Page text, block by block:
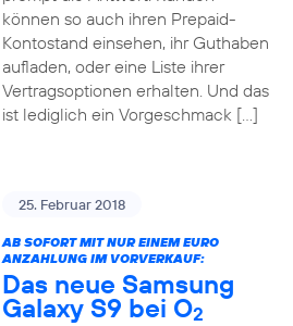
können so auch ihren Prepaid-
Kontostand einsehen, ihr Guthaben
aufladen, oder eine Liste ihrer
Vertragsoptionen erhalten. Und das
ist lediglich ein Vorgeschmack […]
25. Februar 2018
AB SOFORT MIT NUR EINEM EURO
ANZAHLUNG IM VORVERKAUF:
Das neue Samsung
Galaxy S9 bei O2